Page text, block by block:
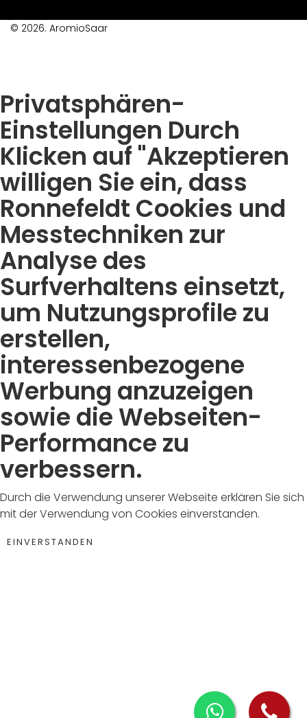
© 2026. AromioSaar
Privatsphären-
Einstellungen Durch
Klicken auf "Akzeptieren
willigen Sie ein, dass
Ronnefeldt Cookies und
Messtechniken zur
Analyse des
Surfverhaltens einsetzt,
um Nutzungsprofile zu
erstellen,
interessenbezogene
Werbung anzuzeigen
sowie die Webseiten-
Performance zu
verbessern.
Durch die Verwendung unserer Webseite erklären Sie sich
mit der Verwendung von Cookies einverstanden.
EINVERSTANDEN